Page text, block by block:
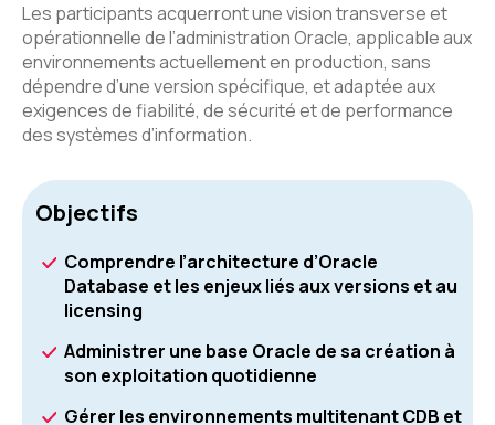
Les participants acquerront une vision transverse et
opérationnelle de l’administration Oracle, applicable aux
environnements actuellement en production, sans
dépendre d’une version spécifique, et adaptée aux
exigences de fiabilité, de sécurité et de performance
des systèmes d’information.
Objectifs
Comprendre l’architecture d’Oracle
Database et les enjeux liés aux versions et au
licensing
Administrer une base Oracle de sa création à
son exploitation quotidienne
Gérer les environnements multitenant CDB et